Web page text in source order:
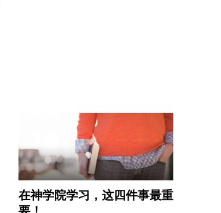
在神学院学习，这四件事最重
要！